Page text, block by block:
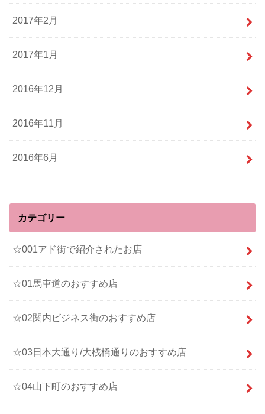
2017年2月
2017年1月
2016年12月
2016年11月
2016年6月
カテゴリー
☆001アド街で紹介されたお店
☆01馬車道のおすすめ店
☆02関内ビジネス街のおすすめ店
☆03日本大通り/大桟橋通りのおすすめ店
☆04山下町のおすすめ店